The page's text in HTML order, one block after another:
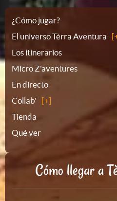
Plano
del
sitio
¿Cómo jugar?
El universo Tèrra Aventura
Los itinerarios
Micro Z'aventures
En directo
Collab'
Tienda
Qué ver
Cómo llegar a